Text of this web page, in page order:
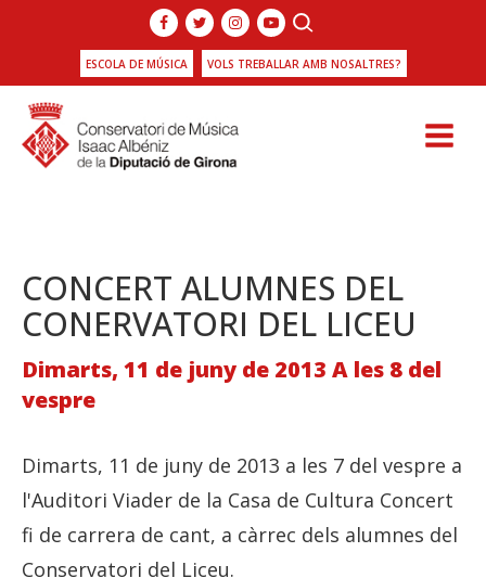
ESCOLA DE MÚSICA VOLS TREBALLAR AMB NOSALTRES?
CONCERT ALUMNES DEL
CONERVATORI DEL LICEU
Dimarts, 11 de juny de 2013 A les 8 del
vespre
Dimarts, 11 de juny de 2013 a les 7 del vespre a
l'Auditori Viader de la Casa de Cultura Concert
fi de carrera de cant, a càrrec dels alumnes del
Conservatori del Liceu.